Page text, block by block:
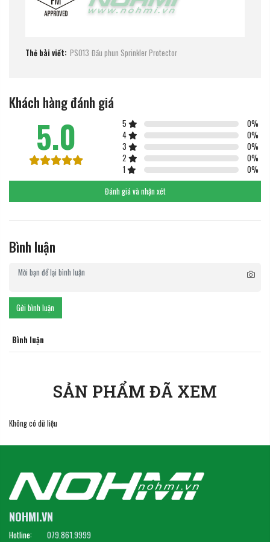
Thẻ bài viết: PS013 Đầu phun Sprinkler Protector
Khách hàng đánh giá
5.0 5 0%
4
0%
3
0%
2
0%
1
0%
Đánh giá và nhận xét
Bình luận
Gửi bình luận
Bình luận
SẢN PHẨM ĐÃ XEM
Không có dữ liệu
NOHMI.VN
Hotline:
079.861.9999